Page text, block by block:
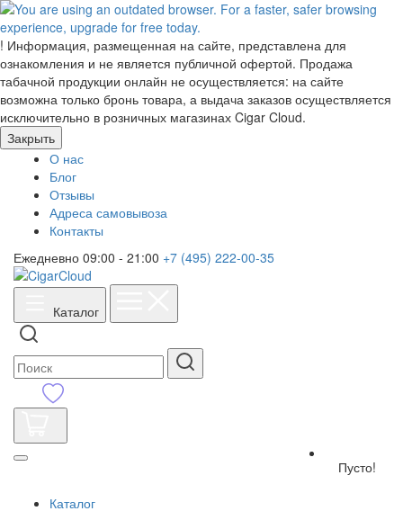
! Информация, размещенная на сайте, представлена для
ознакомления и не является публичной офертой. Продажа
табачной продукции онлайн не осуществляется: на сайте
возможна только бронь товара, а выдача заказов осуществляется
исключительно в розничных магазинах Cigar Cloud.
Закрыть
О нас
Блог
Отзывы
Адреса самовывоза
Контакты
Ежедневно 09:00 - 21:00 +7 (495) 222-00-35
Каталог
Пусто!
Каталог